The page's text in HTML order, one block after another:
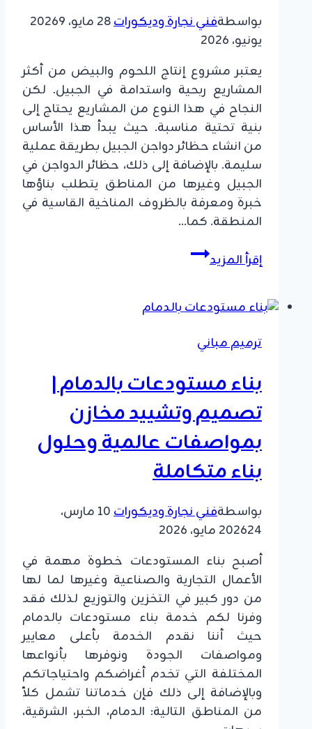
بواسطةفني نجارة وديكورات28 مايو، 2026
9
يونيو، 2026
يعتبر مشروع إنتاج اللحوم والبيض من أكثر
المشاريع ربحية واستدامة في الجبيل. لكن
النجاح في هذا النوع من المشاريع يحتاج إلى
بنية تحتية مناسبة. حيث يبدأ هذا الأساس
من انشاء حظائر دواجن الجبيل بطريقة عملية
سليمة. بالإضافة إلى ذلك، حظائر الدواجن في
الجبيل وغيرها من المناطق يتطلب بناؤها
خبرة ومعرفة بالظروف المناخية القاسية في
المنطقة. كما…
إقرأ المزيدانشاء
حظائر
الجبيل
0549908153
افضل
تصميم
حظائر
الدواجن
في
الجبيل
ترميم مباني
بناء مستودعات بالدمام |
تصميم وتشييد مخازن
بمواصفات عالمية وحلول
بناء متكاملة
بواسطةفني نجارة وديكورات
10 مارس،
202624 مايو، 2026
أصبح بناء المستودعات خطوة مهمة في
الأعمال التجارية والصناعية وغيرها لما لها
من دور كبير في التخزين والتوزيع لذلك فقد
وفرنا لكم خدمة بناء مستودعات بالدمام
حيث أننا نقدم الخدمة بأعلى معايير
ومواصفات الجودة ونوفرها بأنواعها
المختلفة التي تخدم أغراضكم واحتياجاتكم
وبالإضافة إلى ذلك فإن خدماتنا تشمل كلاً
من المناطق التالية: الدمام، الخبر، الشرقية،